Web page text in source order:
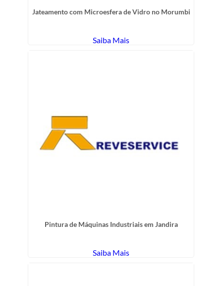
Jateamento com Microesfera de Vidro no Morumbi
Saiba Mais
Pintura de Máquinas Industriais em Jandira
Saiba Mais